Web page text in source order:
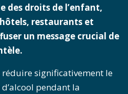
des droits de l’enfant,
restaurants et
un message crucial de
significativement le
pendant la